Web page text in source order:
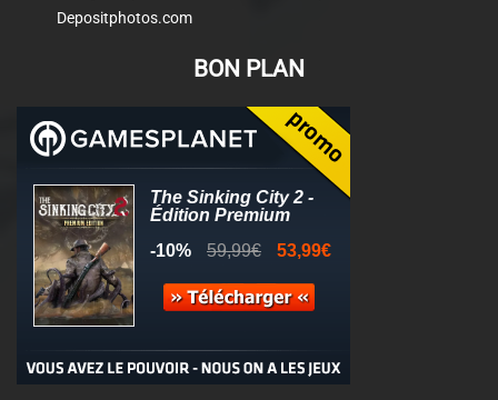
Depositphotos.com
BON PLAN